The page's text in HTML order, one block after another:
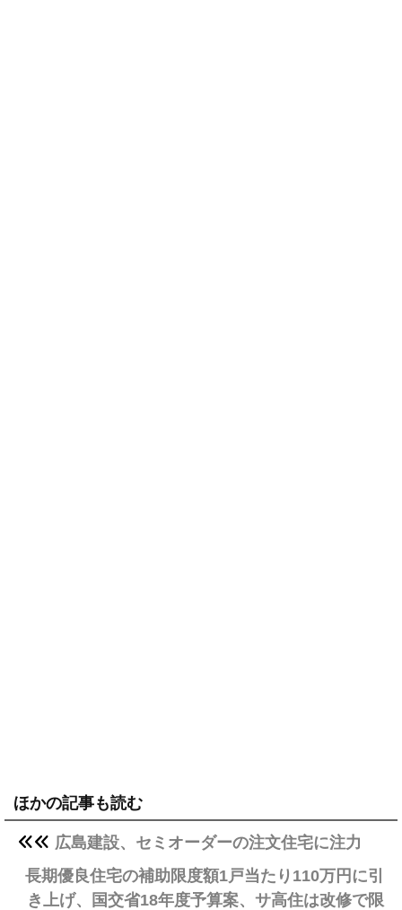
ほかの記事も読む
広島建設、セミオーダーの注文住宅に注力
長期優良住宅の補助限度額1戸当たり110万円に引
き上げ、国交省18年度予算案、サ高住は改修で限